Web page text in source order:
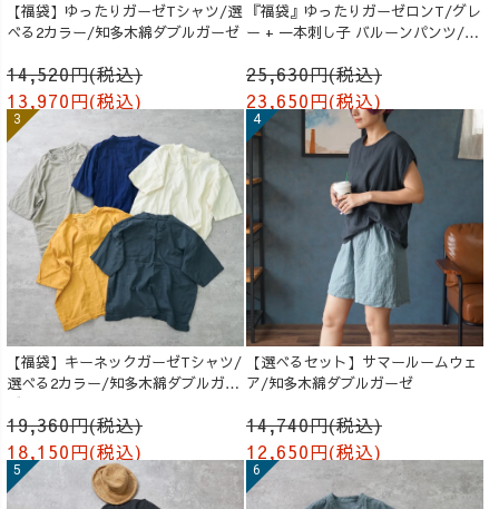
【福袋】ゆったりガーゼTシャツ/選
べる2カラー/知多木綿ダブルガーゼ
14,520円(税込)
13,970円(税込)
『福袋』ゆったりガーゼロンT/グレ
ー + 一本刺し子 バルーンパンツ/生
25,630円(税込)
23,650円(税込)
【福袋】キーネックガーゼTシャツ/
選べる2カラー/知多木綿ダブルガー
ゼ
19,360円(税込)
18,150円(税込)
【選べるセット】サマールームウェ
ア/知多木綿ダブルガーゼ
14,740円(税込)
12,650円(税込)